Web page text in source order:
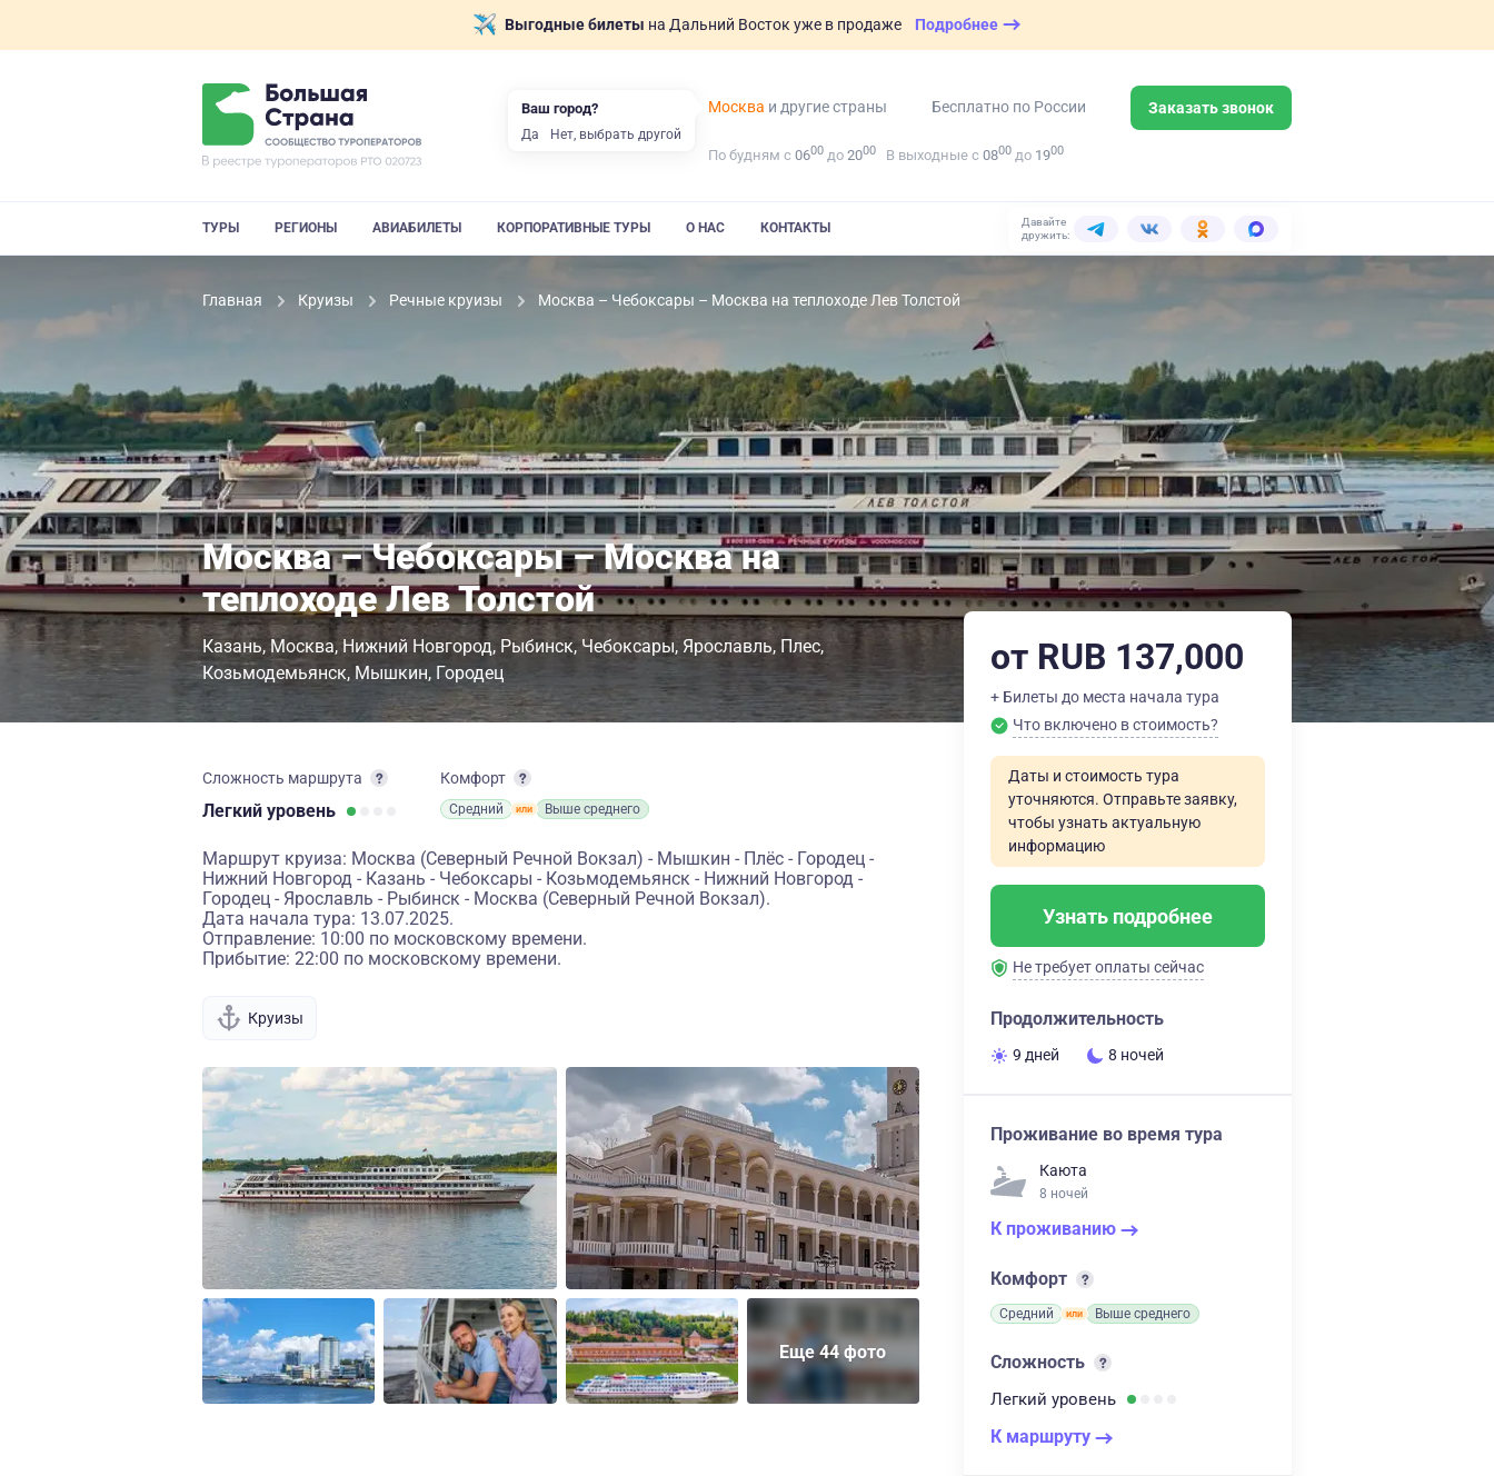
Выгодные билеты на Дальний Восток уже в продаже Подробнее
Москва и другие страны Бесплатно по России Заказать звонок
По будням с 0600 до 2000 В выходные с 0800 до 1900
ТУРЫ РЕГИОНЫ АВИАБИЛЕТЫ КОРПОРАТИВНЫЕ ТУРЫ О НАС КОНТАКТЫ
Давайте
дружить:
Главная Круизы Речные круизы Москва – Чебоксары – Москва на теплоходе Лев Толстой
Москва – Чебоксары – Москва на
теплоходе Лев Толстой
Казань Москва Нижний Новгород Рыбинск Чебоксары Ярославль Плес
Козьмодемьянск Мышкин Городец
Сложность маршрута
Легкий уровень
Комфорт
Средний Выше среднего
Маршрут круиза: Москва (Северный Речной Вокзал) - Мышкин - Плёс - Городец -
Нижний Новгород - Казань - Чебоксары - Козьмодемьянск - Нижний Новгород -
Городец - Ярославль - Рыбинск - Москва (Северный Речной Вокзал).
Дата начала тура: 13.07.2025.
Отправление: 10:00 по московскому времени.
Прибытие: 22:00 по московскому времени.
Круизы
Еще 44 фото
от RUB 137,000
+ Билеты до места начала тура
Что включено в стоимость?
Даты и стоимость тура
уточняются. Отправьте заявку,
чтобы узнать актуальную
информацию
Узнать подробнее
Не требует оплаты сейчас
Продолжительность
9 дней 8 ночей
Проживание во время тура
Каюта
8 ночей
К проживанию
Комфорт
Средний Выше среднего
Сложность
Легкий уровень
К маршруту
Ваш город?
Да Нет, выбрать другой